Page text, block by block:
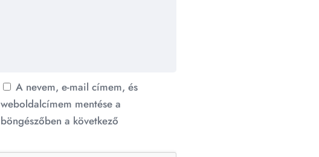
A nevem, e-mail címem, és
weboldalcímem mentése a
böngészőben a következő